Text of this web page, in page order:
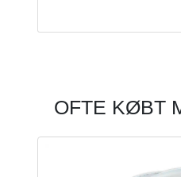
OFTE KØBT